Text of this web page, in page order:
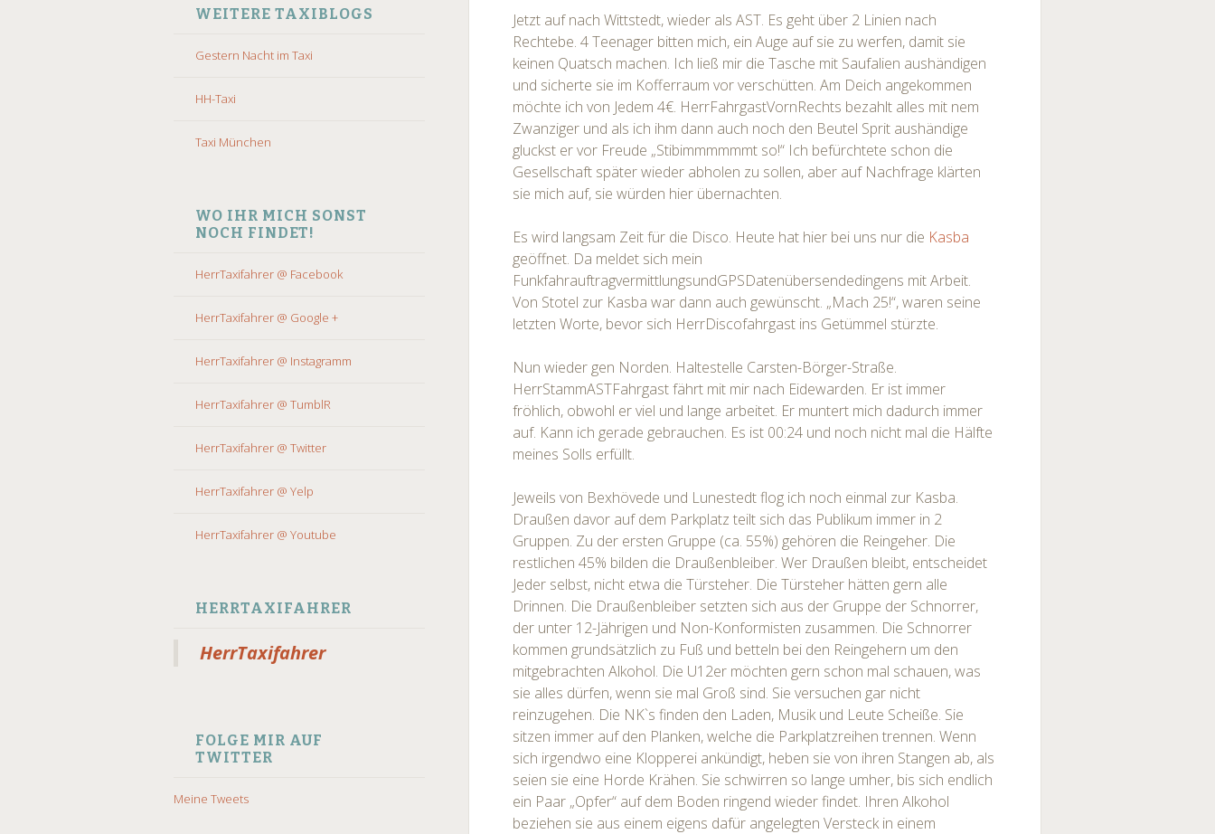
WEITERE TAXIBLOGS
Gestern Nacht im Taxi
HH-Taxi
Taxi München
WO IHR MICH SONST
NOCH FINDET!
HerrTaxifahrer @ Facebook
HerrTaxifahrer @ Google +
HerrTaxifahrer @ Instagramm
HerrTaxifahrer @ TumblR
HerrTaxifahrer @ Twitter
HerrTaxifahrer @ Yelp
HerrTaxifahrer @ Youtube
HERRTAXIFAHRER
HerrTaxifahrer
FOLGE MIR AUF
TWITTER
Meine Tweets
Jetzt auf nach Wittstedt, wieder als AST. Es geht über 2 Linien nach
Rechtebe. 4 Teenager bitten mich, ein Auge auf sie zu werfen, damit sie
keinen Quatsch machen. Ich ließ mir die Tasche mit Saufalien aushändigen
und sicherte sie im Kofferraum vor verschütten. Am Deich angekommen
möchte ich von Jedem 4€. HerrFahrgastVornRechts bezahlt alles mit nem
Zwanziger und als ich ihm dann auch noch den Beutel Sprit aushändige
gluckst er vor Freude „Stibimmmmmmt so!“ Ich befürchtete schon die
Gesellschaft später wieder abholen zu sollen, aber auf Nachfrage klärten
sie mich auf, sie würden hier übernachten.
Es wird langsam Zeit für die Disco. Heute hat hier bei uns nur die Kasba
geöffnet. Da meldet sich mein
FunkfahrauftragvermittlungsundGPSDatenübersendedingens mit Arbeit.
Von Stotel zur Kasba war dann auch gewünscht. „Mach 25!“, waren seine
letzten Worte, bevor sich HerrDiscofahrgast ins Getümmel stürzte.
Nun wieder gen Norden. Haltestelle Carsten-Börger-Straße.
HerrStammASTFahrgast fährt mit mir nach Eidewarden. Er ist immer
fröhlich, obwohl er viel und lange arbeitet. Er muntert mich dadurch immer
auf. Kann ich gerade gebrauchen. Es ist 00:24 und noch nicht mal die Hälfte
meines Solls erfüllt.
Jeweils von Bexhövede und Lunestedt flog ich noch einmal zur Kasba.
Draußen davor auf dem Parkplatz teilt sich das Publikum immer in 2
Gruppen. Zu der ersten Gruppe (ca. 55%) gehören die Reingeher. Die
restlichen 45% bilden die Draußenbleiber. Wer Draußen bleibt, entscheidet
Jeder selbst, nicht etwa die Türsteher. Die Türsteher hätten gern alle
Drinnen. Die Draußenbleiber setzten sich aus der Gruppe der Schnorrer,
der unter 12-Jährigen und Non-Konformisten zusammen. Die Schnorrer
kommen grundsätzlich zu Fuß und betteln bei den Reingehern um den
mitgebrachten Alkohol. Die U12er möchten gern schon mal schauen, was
sie alles dürfen, wenn sie mal Groß sind. Sie versuchen gar nicht
reinzugehen. Die NK`s finden den Laden, Musik und Leute Scheiße. Sie
sitzen immer auf den Planken, welche die Parkplatzreihen trennen. Wenn
sich irgendwo eine Klopperei ankündigt, heben sie von ihren Stangen ab, als
seien sie eine Horde Krähen. Sie schwirren so lange umher, bis sich endlich
ein Paar „Opfer“ auf dem Boden ringend wieder findet. Ihren Alkohol
beziehen sie aus einem eigens dafür angelegten Versteck in einem